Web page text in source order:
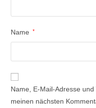
Name *
Name, E-Mail-Adresse
meinen nächsten